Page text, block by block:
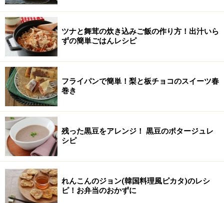
ツナと舞茸の炊き込みご飯の作り方！出汁いら
ずの簡単ごはんレシピ
フライパンで簡単！梨と板チョコのスイーツ春
巻き
残った黒豆をアレンジ！ 黒豆のポタージュレ
シピ
れんこんのジョン(韓国料理風ピカタ)のレシ
ピ！お弁当のおかずに